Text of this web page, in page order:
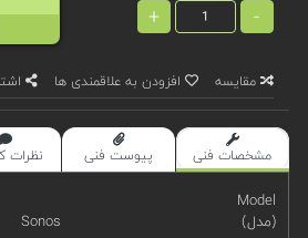
-
+
مقایسه افزودن به علاقمندی ها
مشخصات فنی پیوست فنی نظرات
Model
(مدل)
Sonos